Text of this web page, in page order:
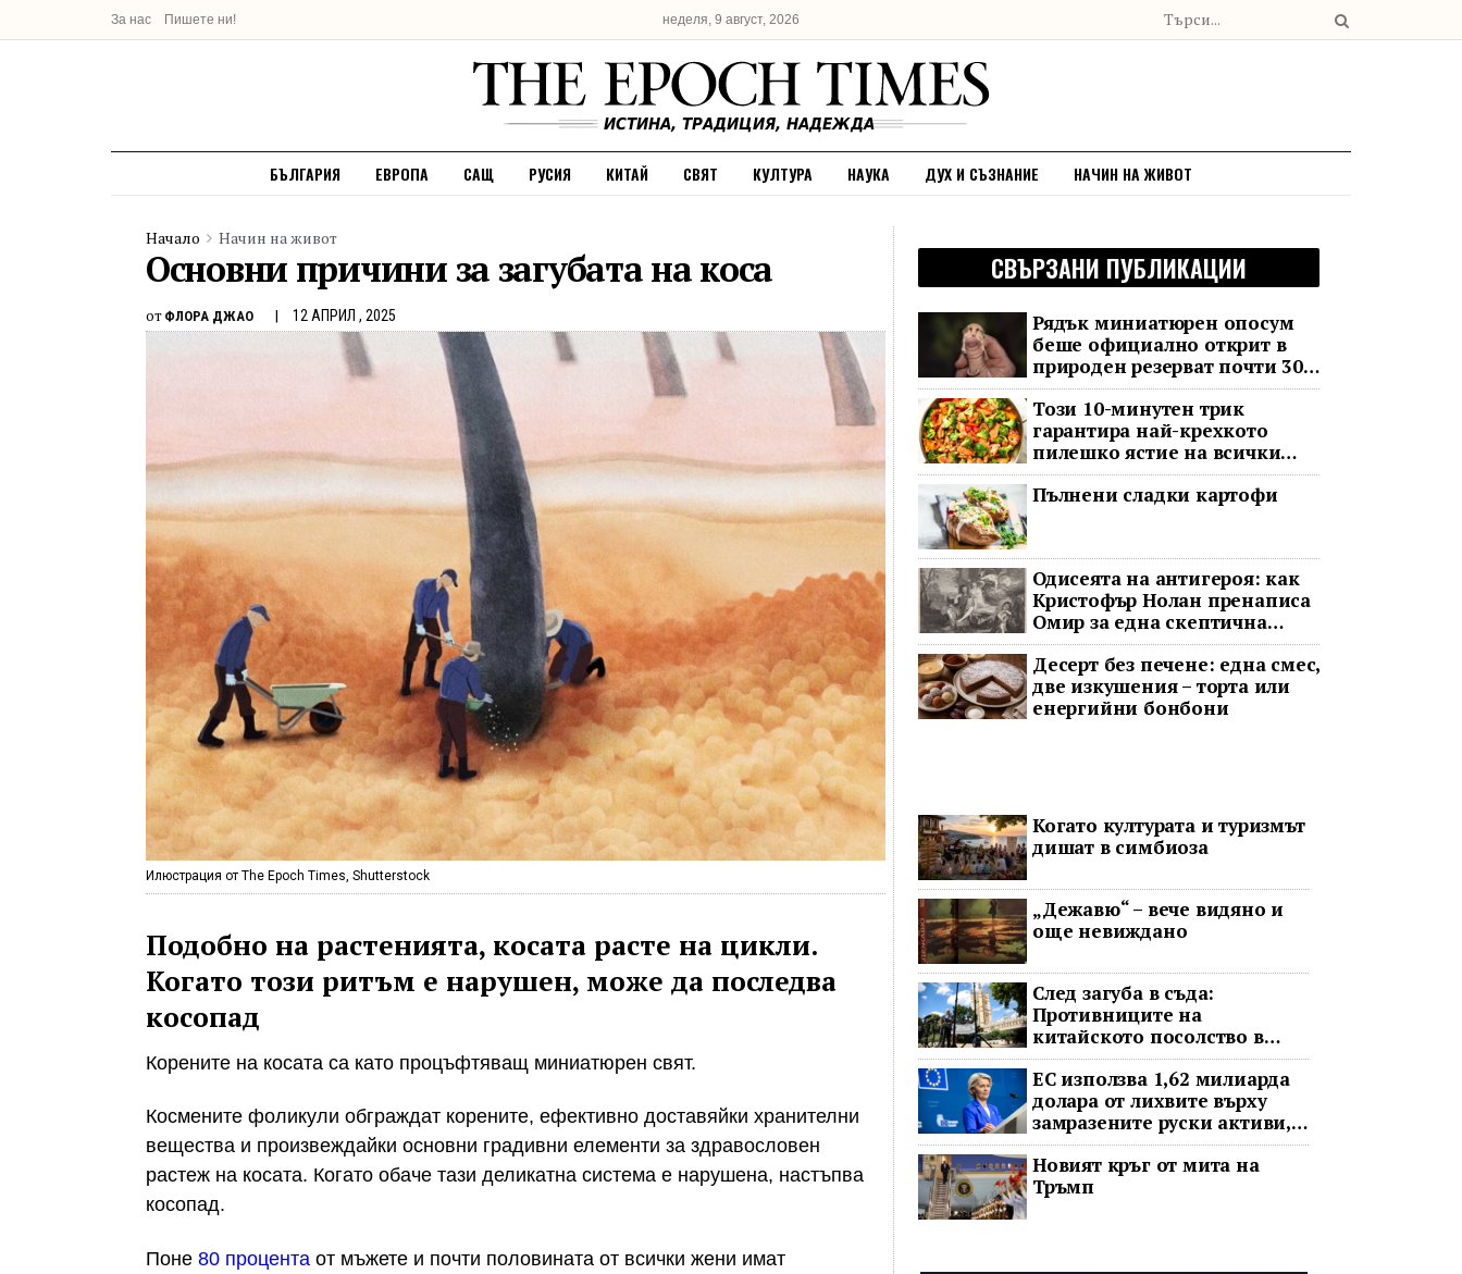
За нас Пишете ни! неделя, 9 август, 2026
БЪЛГАРИЯ ЕВРОПА САЩ РУСИЯ КИТАЙ СВЯТ КУЛТУРА НАУКА ДУХ И СЪЗНАНИЕ НАЧИН НА ЖИВОТ
Начало Начин на живот
Основни причини за загубата на коса
от ФЛОРА ДЖАО 12 АПРИЛ , 2025
Илюстрация от The Epoch Times, Shutterstock
Подобно на растенията, косата расте на цикли.
Когато този ритъм е нарушен, може да последва
косопад
Корените на косата са като процъфтяващ миниатюрен свят.
Космените фоликули обграждат корените, ефективно доставяйки хранителни
вещества и произвеждайки основни градивни елементи за здравословен
растеж на косата. Когато обаче тази деликатна система е нарушена, настъпва
косопад.
Поне 80 процента от мъжете и почти половината от всички жени имат
СВЪРЗАНИ ПУБЛИКАЦИИ
Рядък миниатюрен опосум
беше официално открит в
природен резерват почти 30
години след последното му
наблюдение
Този 10-минутен трик
гарантира най-крехкото
пилешко ястие на всички
времена
Пълнени сладки картофи
Одисеята на антигероя: как
Кристофър Нолан пренаписа
Омир за една скептична
епоха
Десерт без печене: една смес,
две изкушения – торта или
енергийни бонбони
Когато културата и туризмът
дишат в симбиоза
„Дежавю“ – вече видяно и
още невиждано
След загуба в съда:
Противниците на
китайското посолство в
Лондон обжалват
ЕС използва 1,62 милиарда
долара от лихвите върху
замразените руски активи,
за да подкрепи Украйна
Новият кръг от мита на
Тръмп